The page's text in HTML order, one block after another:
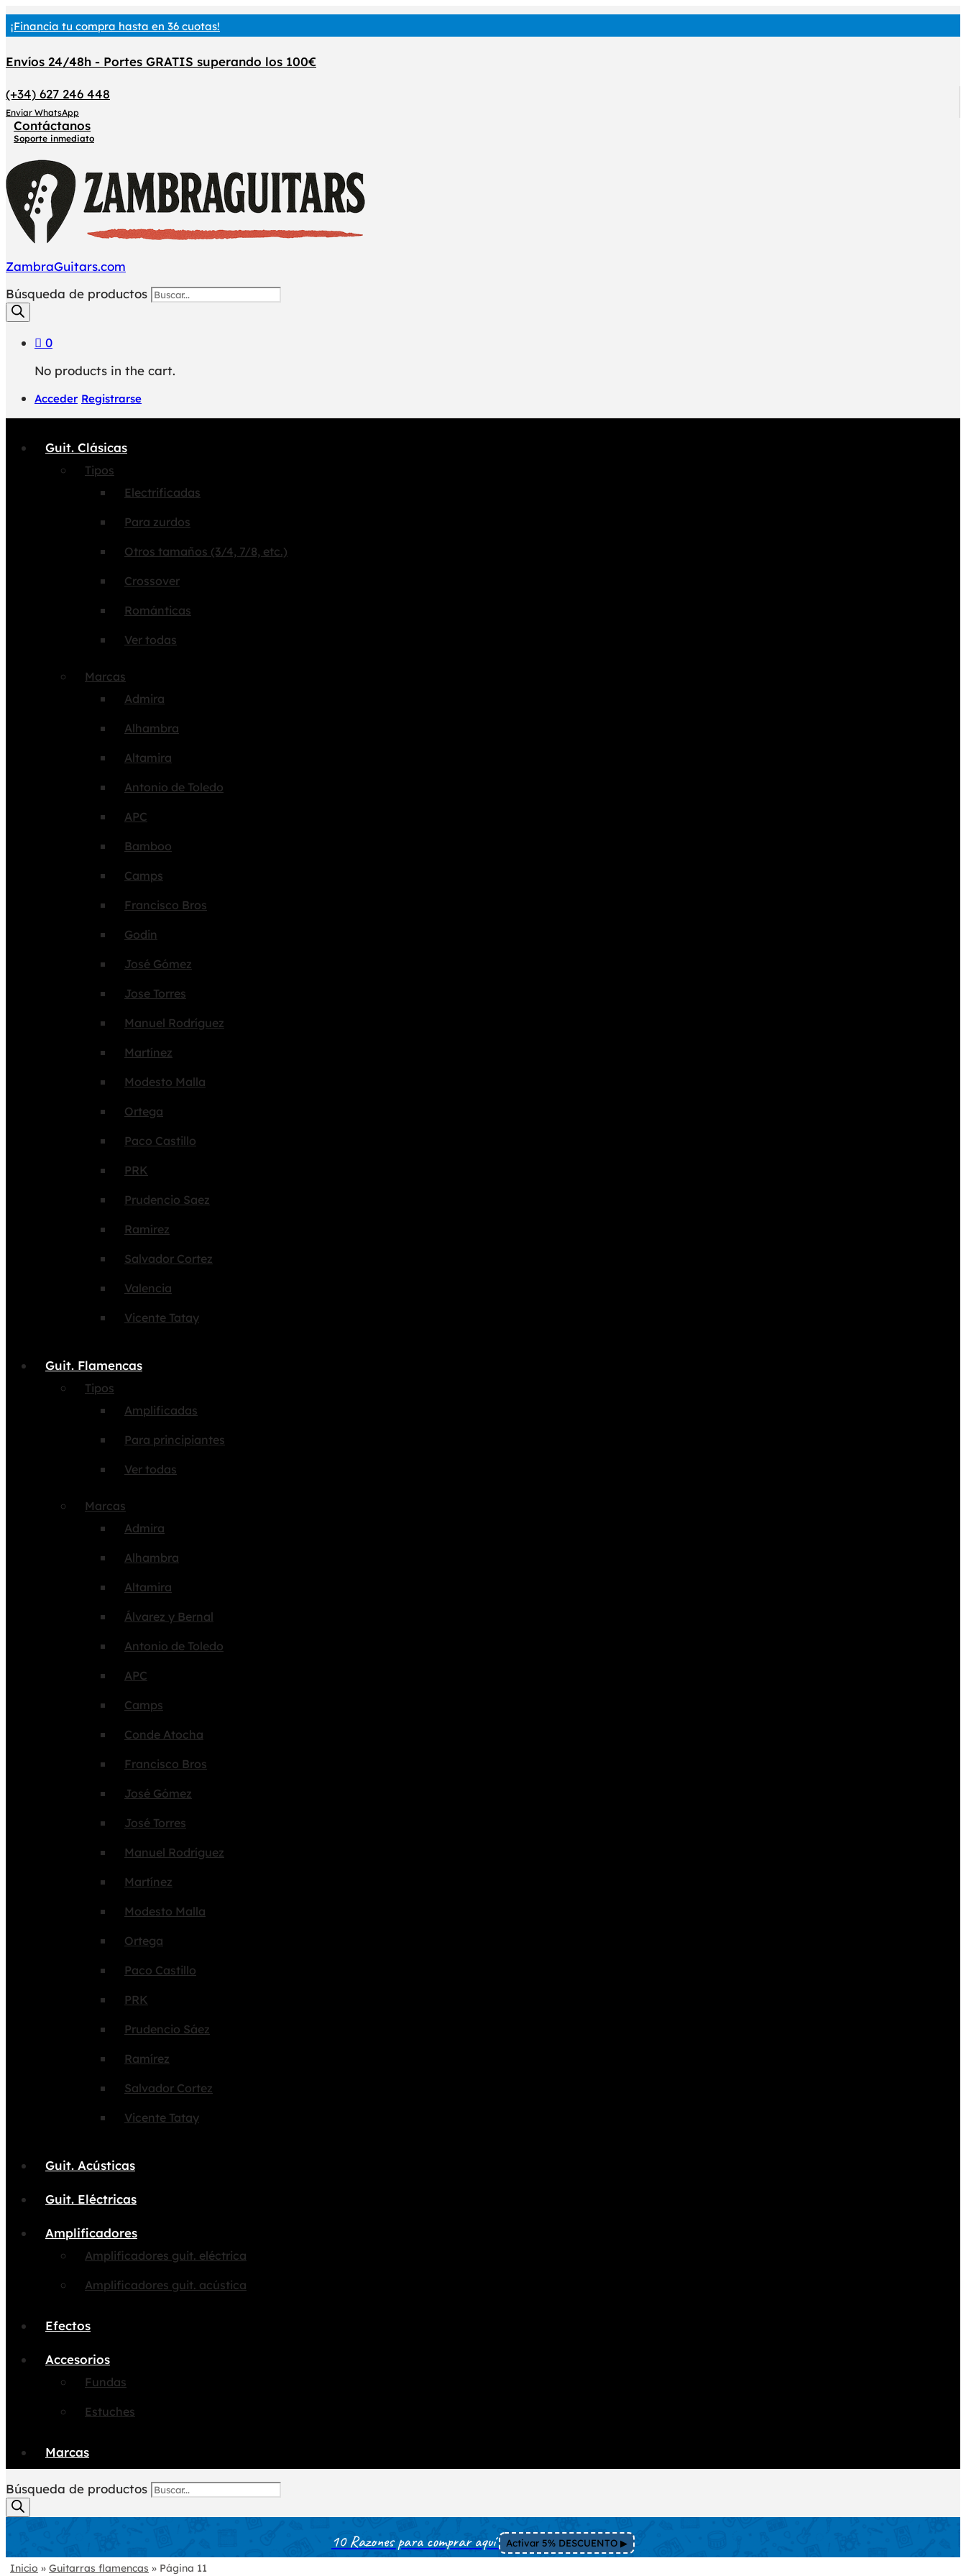
¡Financia tu compra hasta en 36 cuotas!
Envíos 24/48h - Portes GRATIS superando los 100€
(+34) 627 246 448
Enviar WhatsApp
Contáctanos
Soporte inmediato
ZambraGuitars.com
Búsqueda de productos
0
No products in the cart.
Acceder Registrarse
Guit. Clásicas
Tipos
Electrificadas
Para zurdos
Otros tamaños (3/4, 7/8, etc.)
Crossover
Románticas
Ver todas
Marcas
Admira
Alhambra
Altamira
Antonio de Toledo
APC
Bamboo
Camps
Francisco Bros
Godin
José Gómez
Jose Torres
Manuel Rodríguez
Martínez
Modesto Malla
Ortega
Paco Castillo
PRK
Prudencio Saez
Ramírez
Salvador Cortez
Valencia
Vicente Tatay
Guit. Flamencas
Tipos
Amplificadas
Para principiantes
Ver todas
Marcas
Admira
Alhambra
Altamira
Álvarez y Bernal
Antonio de Toledo
APC
Camps
Conde Atocha
Francisco Bros
José Gómez
José Torres
Manuel Rodríguez
Martínez
Modesto Malla
Ortega
Paco Castillo
PRK
Prudencio Sáez
Ramírez
Salvador Cortez
Vicente Tatay
Guit. Acústicas
Guit. Eléctricas
Amplificadores
Amplificadores guit. eléctrica
Amplificadores guit. acústica
Efectos
Accesorios
Fundas
Estuches
Marcas
Búsqueda de productos
10 Razones para comprar aquí Activar 5% DESCUENTO ▶︎
Inicio » Guitarras flamencas » Página 11